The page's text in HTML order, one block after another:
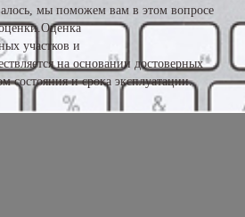
мы поможем вам в этом вопросе
участков и
на основании достоверных
состояния и срока эксплуатации.